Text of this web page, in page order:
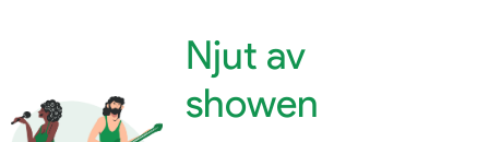
Njut av
showen